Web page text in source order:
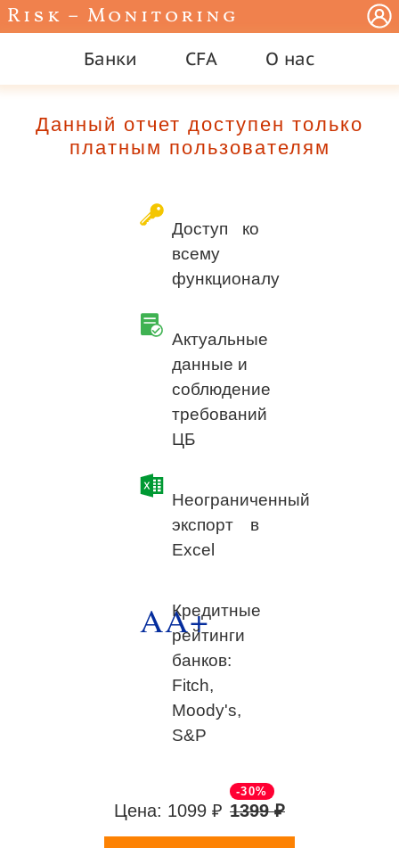
Risk – Monitoring
Банки CFA О нас
Данный отчет доступен только
платным пользователям
Доступ ко
всему
функционалу
Актуальные
данные и
соблюдение
требований
ЦБ
Неограниченный
экспорт в
Excel
AA+
Кредитные
рейтинги
банков:
Fitch,
Moody's,
S&P
Цена: 1099 ₽ 1399 ₽
-30%